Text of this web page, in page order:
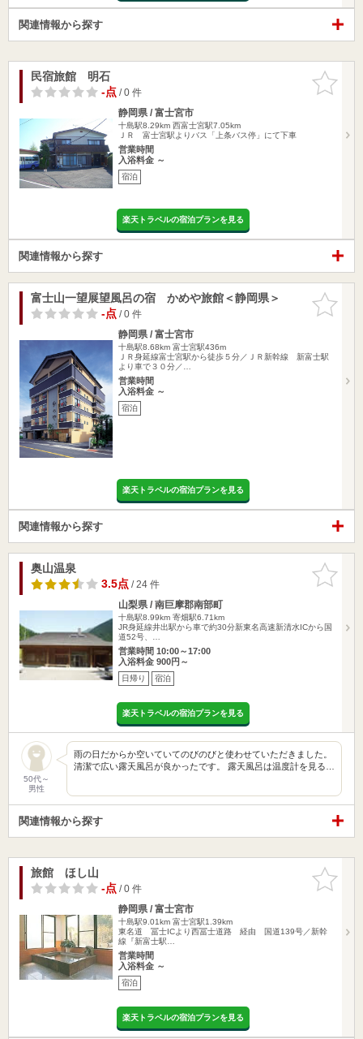
関連情報から探す
お気に入
りに追加
民宿旅館 明石
-点/ 0 件
静岡県 / 富士宮市
十島駅8.29km 西富士宮駅7.05km
ＪＲ 富士宮駅よりバス「上条バス停」にて下車
営業時間
入浴料金 ～
宿泊
楽天トラベルの宿泊プランを見る
関連情報から探す
お気に入
りに追加
富士山一望展望風呂の宿 かめや旅館＜静岡県＞
-点/ 0 件
静岡県 / 富士宮市
十島駅8.68km 富士宮駅436m
ＪＲ身延線富士宮駅から徒歩５分／ＪＲ新幹線 新富士駅
より車で３０分／…
営業時間
入浴料金 ～
宿泊
楽天トラベルの宿泊プランを見る
関連情報から探す
お気に入
りに追加
奥山温泉
3.5点/ 24 件
山梨県 / 南巨摩郡南部町
十島駅8.99km 寄畑駅6.71km
JR身延線井出駅から車で約30分新東名高速新清水ICから国
道52号、…
営業時間 10:00～17:00
入浴料金 900円～
日帰り 宿泊
楽天トラベルの宿泊プランを見る
50代～
男性
雨の日だからか空いていてのびのびと使わせていただきました。
清潔で広い露天風呂が良かったです。 露天風呂は温度計を見る…
関連情報から探す
お気に入
りに追加
旅館 ほし山
-点/ 0 件
静岡県 / 富士宮市
十島駅9.01km 富士宮駅1.39km
東名道 冨士ICより西冨士道路 経由 国道139号／新幹
線『新富士駅…
営業時間
入浴料金 ～
宿泊
楽天トラベルの宿泊プランを見る